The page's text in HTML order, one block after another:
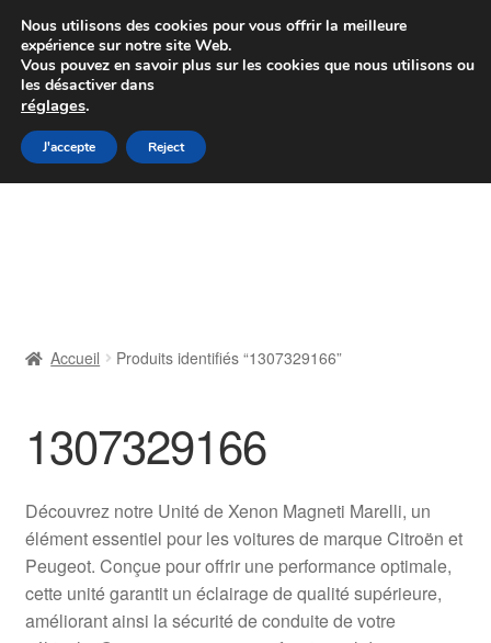
Colissimo livraison à partir de 7 EUR
Du lundi au vendredi de 9 h à 16 h
Aller
à
Aller
au
Livraison
Livraison internationale
Mon compte
Paiements
Accueil Produits identifiés “1307329166”
1307329166
Découvrez notre Unité de Xenon Magneti Marelli, un
élément essentiel pour les voitures de marque Citroën et
Peugeot. Conçue pour offrir une performance optimale,
cette unité garantit un éclairage de qualité supérieure,
améliorant ainsi la sécurité de conduite de votre
Nous utilisons des cookies pour vous offrir la meilleure
expérience sur notre site Web.
Vous pouvez en savoir plus sur les cookies que nous utilisons ou
les désactiver dans
réglages.
J'accepte Reject